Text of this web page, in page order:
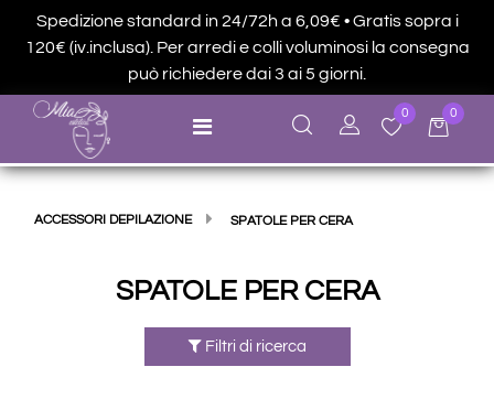
Spedizione standard in 24/72h a 6,09€ • Gratis sopra i
120€ (iv.inclusa). Per arredi e colli voluminosi la consegna
può richiedere dai 3 ai 5 giorni.
Open menu
0 0
ACCESSORI DEPILAZIONE SPATOLE PER CERA
SPATOLE PER CERA
Filtri di ricerca